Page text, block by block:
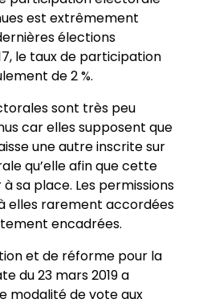
est extrêmement
élections
le taux de participation
de 2 %.
sont très peu
car elles supposent que
une autre inscrite sur
qu’elle afin que cette
sa place. Les permissions
elles rarement accordées
encadrées.
et de réforme pour la
du 23 mars 2019 a
modalité de vote aux